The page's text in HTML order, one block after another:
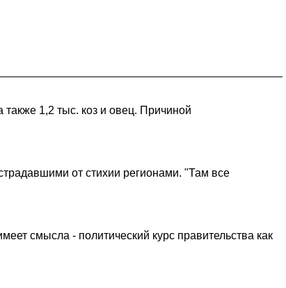
1,2 тыс. коз и овец. Причиной
от стихии регионами. "Там все
смысла - политический курс правительства как